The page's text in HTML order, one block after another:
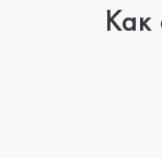
Как